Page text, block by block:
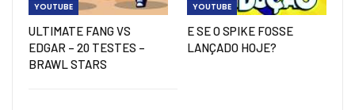
YOUTUBE
ULTIMATE FANG VS
EDGAR – 20 TESTES –
BRAWL STARS
YOUTUBE
E SE O SPIKE FOSSE
LANÇADO HOJE?